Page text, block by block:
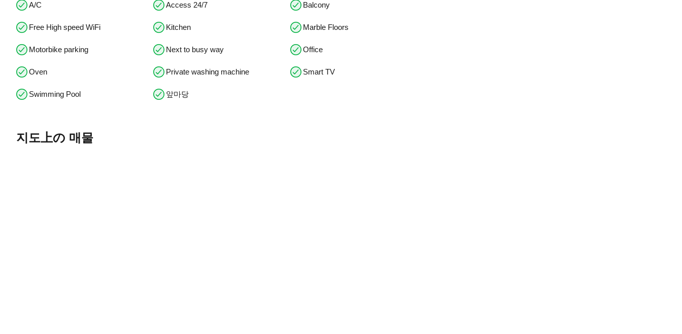
A/C Access 24/7 Balcony
Free High speed WiFi Kitchen Marble Floors
Motorbike parking Next to busy way Office
Oven Private washing machine Smart TV
Swimming Pool 앞마당
지도上の 매물